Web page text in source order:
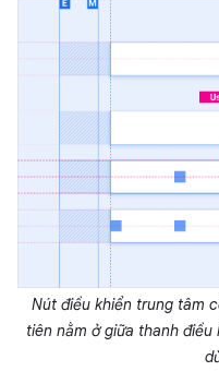
Nút điều khiển trung tâm
tiên nằm ở giữa thanh